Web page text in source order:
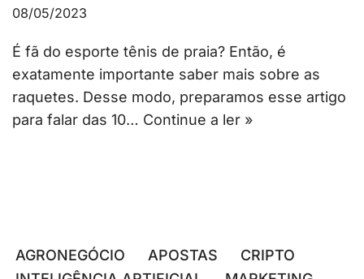
08/05/2023
É fã do esporte tênis de praia? Então, é
exatamente importante saber mais sobre as
raquetes. Desse modo, preparamos esse artigo
para falar das 10… Continue a ler »
AGRONEGÓCIO APOSTAS
CRIPTO